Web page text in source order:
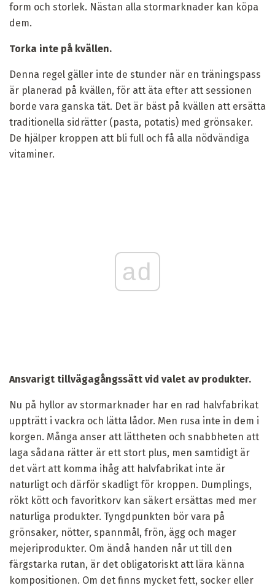
form och storlek. Nästan alla stormarknader kan köpa
dem.
Torka inte på kvällen.
Denna regel gäller inte de stunder när en träningspass
är planerad på kvällen, för att äta efter att sessionen
borde vara ganska tät. Det är bäst på kvällen att ersätta
traditionella sidrätter (pasta, potatis) med grönsaker.
De hjälper kroppen att bli full och få alla nödvändiga
vitaminer.
ad
Ansvarigt tillvägagångssätt vid valet av produkter.
Nu på hyllor av stormarknader har en rad halvfabrikat
uppträtt i vackra och lätta lådor. Men rusa inte in dem i
korgen. Många anser att lättheten och snabbheten att
laga sådana rätter är ett stort plus, men samtidigt är
det värt att komma ihåg att halvfabrikat inte är
naturligt och därför skadligt för kroppen. Dumplings,
rökt kött och favoritkorv kan säkert ersättas med mer
naturliga produkter. Tyngdpunkten bör vara på
grönsaker, nötter, spannmål, frön, ägg och mager
mejeriprodukter. Om ändå handen når ut till den
färgstarka rutan, är det obligatoriskt att lära känna
kompositionen. Om det finns mycket fett, socker eller